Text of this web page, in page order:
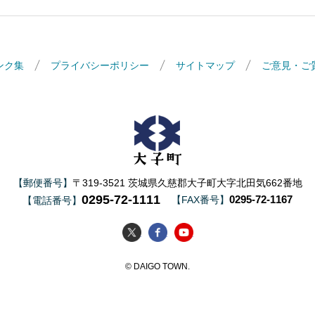
ク集 プライバシーポリシー サイトマップ ご意見・ご
【郵便番号】 〒319-3521 茨城県久慈郡大子町大字北田気662番地
【電話番号】 0295-72-1111 【FAX番号】 0295-72-1167
大子町Twitter
大子町Facebook
大子町YouTube
© DAIGO TOWN.